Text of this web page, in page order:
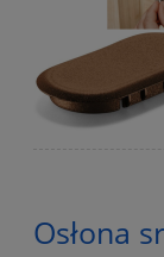
Osłona